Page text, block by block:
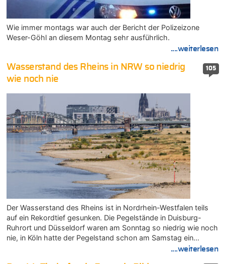
Wie immer montags war auch der Bericht der Polizeizone
Weser-Göhl an diesem Montag sehr ausführlich.
....weiterlesen
105
Wasserstand des Rheins in NRW so niedrig
wie noch nie
Der Wasserstand des Rheins ist in Nordrhein-Westfalen teils
auf ein Rekordtief gesunken. Die Pegelstände in Duisburg-
Ruhrort und Düsseldorf waren am Sonntag so niedrig wie noch
nie, in Köln hatte der Pegelstand schon am Samstag ein…
....weiterlesen